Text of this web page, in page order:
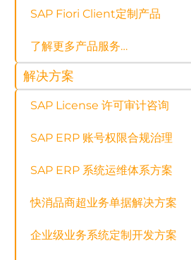
SAP Fiori Client定制产品
了解更多产品服务…
解决方案
SAP License 许可审计咨询
SAP ERP 账号权限合规治理
SAP ERP 系统运维体系方案
快消品商超业务单据解决方案
企业级业务系统定制开发方案